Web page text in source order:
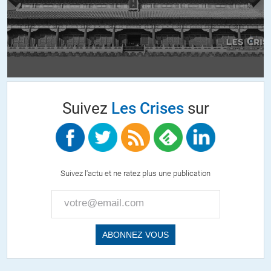
Pierre D//20.09.2018 à 08h38
… oui, eux aussi.
Catalina// 20.09.2018 à 08h21
« «Notre engagement n’est absolument pas lié au conflit avec la
Quel conflit avec la Russie ? si elle parle de la Crimée, elle déconne,
Donbass, elle ment, il n’y a pas d’armée russe au Donbass, ça se
Suivez Les Crisessur
Suivez l'actu et ne ratez plus une publication